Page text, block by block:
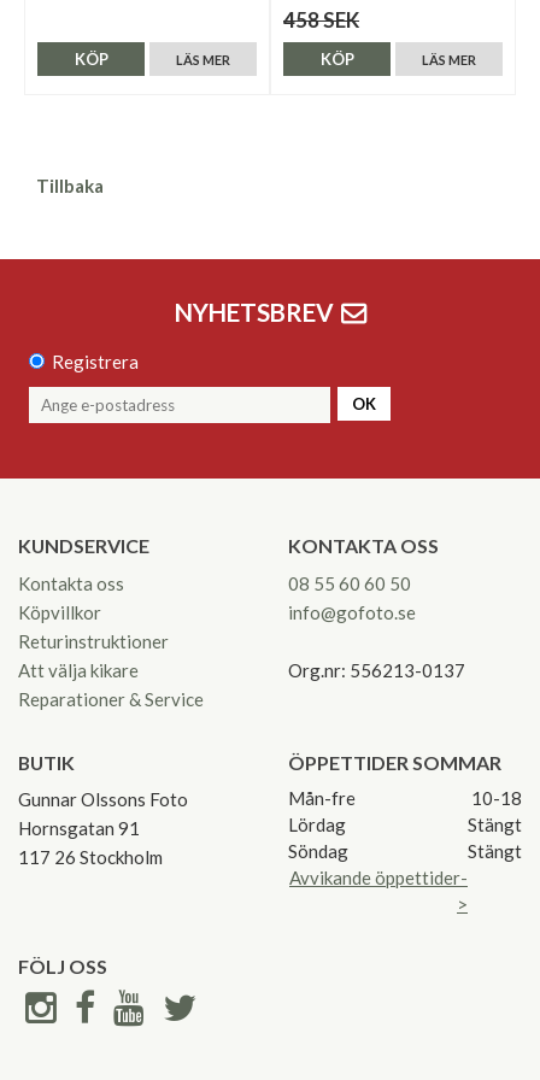
LÄS MER
KÖP
458 SEK
LÄS MER
KÖP
Tillbaka
NYHETSBREV
Registrera
OK
KUNDSERVICE
Kontakta oss
Köpvillkor
Returinstruktioner
Att välja kikare
Reparationer & Service
KONTAKTA OSS
08 55 60 60 50
info@gofoto.se
Org.nr: 556213-0137
BUTIK
Gunnar Olssons Foto
Hornsgatan 91
117 26 Stockholm
ÖPPETTIDER SOMMAR
Mån-fre
10-18
Lördag
Stängt
Söndag
Stängt
Avvikande öppettider-
>
FÖLJ OSS